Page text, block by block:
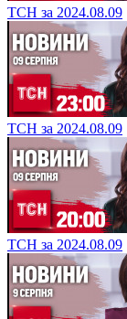
ТСН за 2024.08.09
ТСН за 2024.08.09
ТСН за 2024.08.09